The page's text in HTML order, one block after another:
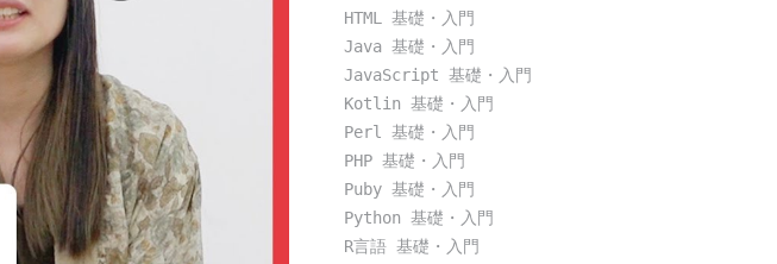
HTML 基礎・入門
Java 基礎・入門
JavaScript 基礎・入門
Kotlin 基礎・入門
Perl 基礎・入門
PHP 基礎・入門
Puby 基礎・入門
Python 基礎・入門
R言語 基礎・入門